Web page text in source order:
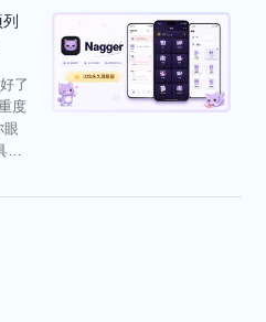
了
度
眼
冰